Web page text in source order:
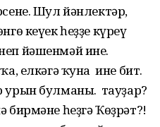
Шул йәнлектәр,
кеүек һеҙҙе күреү
йәшенмәй ине.
елкәгә ҡуна ине бит.
булманы. Ә тауҙар?
бирмәне һеҙгә Ҡөҙрәт?!